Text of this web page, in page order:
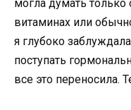
могла думать только
витаминах или
я глубоко
поступать
все это переносила.